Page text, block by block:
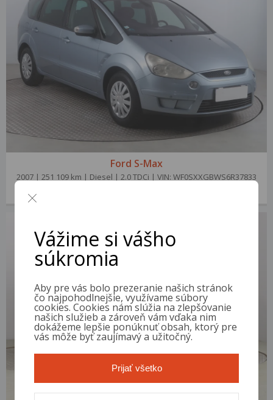
Ford S-Max
2007 | 251 109 km | Diesel | 2.0 TDCi | VIN: WF0SXXGBWS6R37833
Vážime si vášho
súkromia
Aby pre vás bolo prezeranie našich stránok
čo najpohodlnejšie, využívame súbory
cookies. Cookies nám slúžia na zlepšovanie
našich služieb a zároveň vám vďaka nim
dokážeme lepšie ponúknuť obsah, ktorý pre
vás môže byť zaujímavý a užitočný.
Prijať všetko